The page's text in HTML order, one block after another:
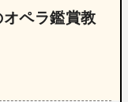
ペラ鑑賞教